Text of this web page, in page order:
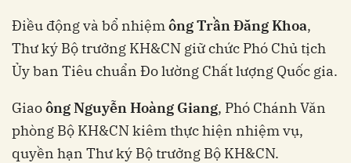
Điều động và bổ nhiệmông Trần Đăng Khoa,
Thư ký Bộ trưởng KH&CN giữ chức Phó Chủ tịch
Ủy ban Tiêu chuẩn Đo lường Chất lượng Quốc gia.
Giaoông Nguyễn Hoàng Giang, Phó Chánh Văn
phòng Bộ KH&CN kiêm thực hiện nhiệm vụ,
quyền hạn Thư ký Bộ trưởng Bộ KH&CN.